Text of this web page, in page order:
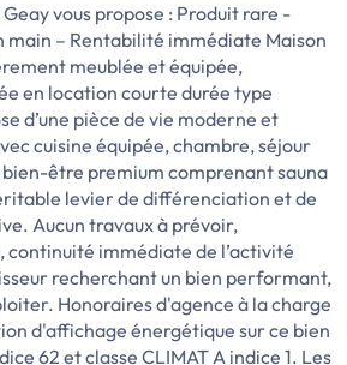
vous propose : Produit rare -
main – Rentabilité immédiate Maison
meublée et équipée,
en location courte durée type
d’une pièce de vie moderne et
cuisine équipée, chambre, séjour
bien-être premium comprenant sauna
levier de différenciation et de
Aucun travaux à prévoir,
immédiate de l’activité
recherchant un bien performant,
Honoraires d'agence à la charge
d'affichage énergétique sur ce bien
62 et classe CLIMAT A indice 1. Les